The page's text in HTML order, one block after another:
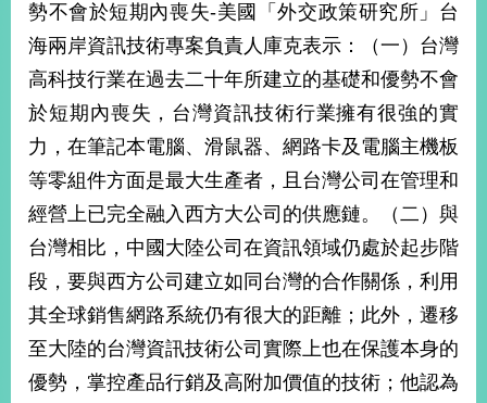
服
務
本
部
關
網
部
長
信
粉
絲
專
LINEInstagram
X平台
(原推特)
勢不會於短期內喪失-美國「外交政策研究所」台
海兩岸資訊技術專案負責人庫克表示：（一）台灣
高科技行業在過去二十年所建立的基礎和優勢不會
於短期內喪失，台灣資訊技術行業擁有很強的實
力，在筆記本電腦、滑鼠器、網路卡及電腦主機板
等零組件方面是最大生產者，且台灣公司在管理和
經營上已完全融入西方大公司的供應鏈。（二）與
台灣相比，中國大陸公司在資訊領域仍處於起步階
段，要與西方公司建立如同台灣的合作關係，利用
其全球銷售網路系統仍有很大的距離；此外，遷移
至大陸的台灣資訊技術公司實際上也在保護本身的
優勢，掌控產品行銷及高附加價值的技術；他認為